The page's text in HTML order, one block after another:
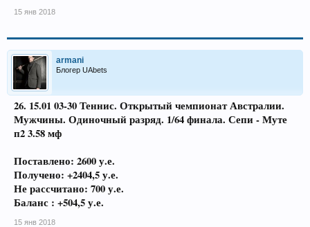
15 янв 2018
armani
Блогер UAbets
26. 15.01 03-30 Теннис. Открытый чемпионат Австралии.
Мужчины. Одиночный разряд. 1/64 финала. Сепи - Муте
п2 3.58 мф
Поставлено: 2600 у.е.
Получено: +2404,5 у.е.
Не рассчитано: 700 у.е.
Баланс : +504,5 у.е.
15 янв 2018